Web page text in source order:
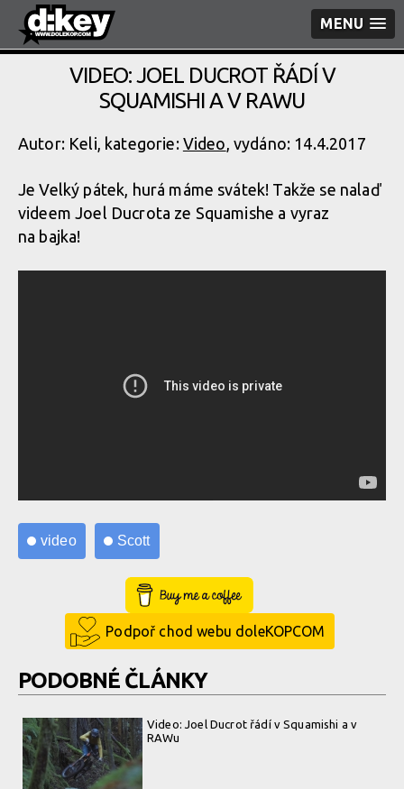
MENU
VIDEO: JOEL DUCROT ŘÁDÍ V
SQUAMISHI A V RAWU
Autor: Keli, kategorie: Video, vydáno: 14.4.2017
Je Velký pátek, hurá máme svátek! Takže se nalaď
videem Joel Ducrota ze Squamishe a vyraz
na bajka!
video Scott
Buy Me a Coffee
Podpoř chod webu doleKOPCOM
PODOBNÉ ČLÁNKY
Video: Joel Ducrot řádí v Squamishi a v
RAWu